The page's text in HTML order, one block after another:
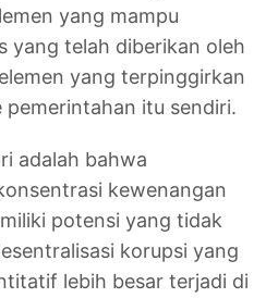
yang mampu
yang telah diberikan oleh
yang terpinggirkan
pemerintahan itu sendiri.
adalah bahwa
kewenangan
potensi yang tidak
korupsi yang
lebih besar terjadi di